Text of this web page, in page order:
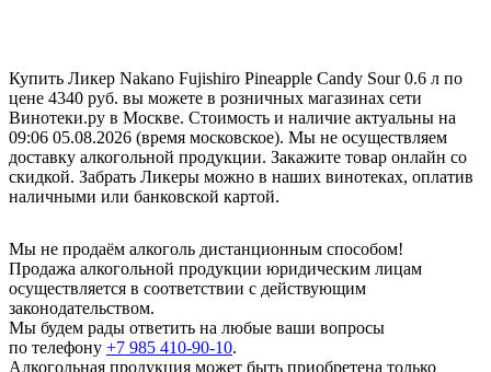
Купить Ликер Nakano Fujishiro Pineapple Candy Sour 0.6 л по
цене 4340 руб. вы можете в розничных магазинах сети
Винотеки.ру в Москве. Стоимость и наличие актуальны на
09:06 05.08.2026 (время московское). Мы не осуществляем
доставку алкогольной продукции. Закажите товар онлайн со
скидкой. Забрать Ликеры можно в наших винотеках, оплатив
наличными или банковской картой.
Мы не продаём алкоголь дистанционным способом!
Продажа алкогольной продукции юридическим лицам
осуществляется в соответствии с действующим
законодательством.
Мы будем рады ответить на любые ваши вопросы
по телефону +7 985 410-90-10.
Алкогольная продукция может быть приобретена только